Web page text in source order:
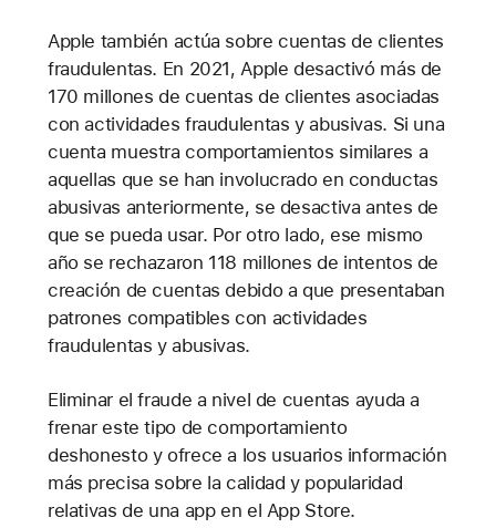
Apple también actúa sobre cuentas de clientes
fraudulentas. En 2021, Apple desactivó más de
170 millones de cuentas de clientes asociadas
con actividades fraudulentas y abusivas. Si una
cuenta muestra comportamientos similares a
aquellas que se han involucrado en conductas
abusivas anteriormente, se desactiva antes de
que se pueda usar. Por otro lado, ese mismo
año se rechazaron 118 millones de intentos de
creación de cuentas debido a que presentaban
patrones compatibles con actividades
fraudulentas y abusivas.
Eliminar el fraude a nivel de cuentas ayuda a
frenar este tipo de comportamiento
deshonesto y ofrece a los usuarios información
más precisa sobre la calidad y popularidad
relativas de una app en el App Store.